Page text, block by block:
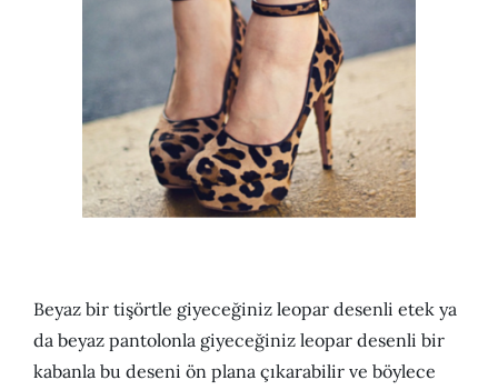
Beyaz bir tişörtle giyeceğiniz leopar desenli etek ya
da beyaz pantolonla giyeceğiniz leopar desenli bir
kabanla bu deseni ön plana çıkarabilir ve böylece